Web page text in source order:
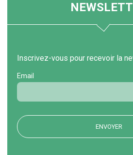
Inscrivez-vous pour recevoir la
Email